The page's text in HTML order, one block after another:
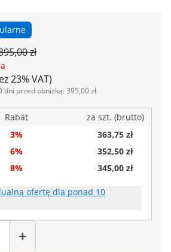
zł
23% VAT)
dni przed obniżką: 395,00 zł
Rabat
za szt. (brutto)
3%
363,75 zł
6%
352,50 zł
8% 345,00 zł
ofertę dla ponad 10
+